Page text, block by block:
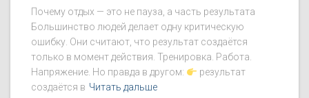
Почему отдых — это не пауза, а часть результата
Большинство людей делает одну критическую
ошибку. Они считают, что результат создаётся
только в момент действия. Тренировка. Работа.
Напряжение. Но правда в другом:
результат
создаётся в Читать дальше